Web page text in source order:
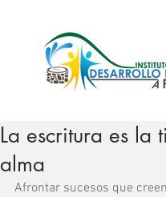
La escritura es la
alma
Afrontar sucesos que